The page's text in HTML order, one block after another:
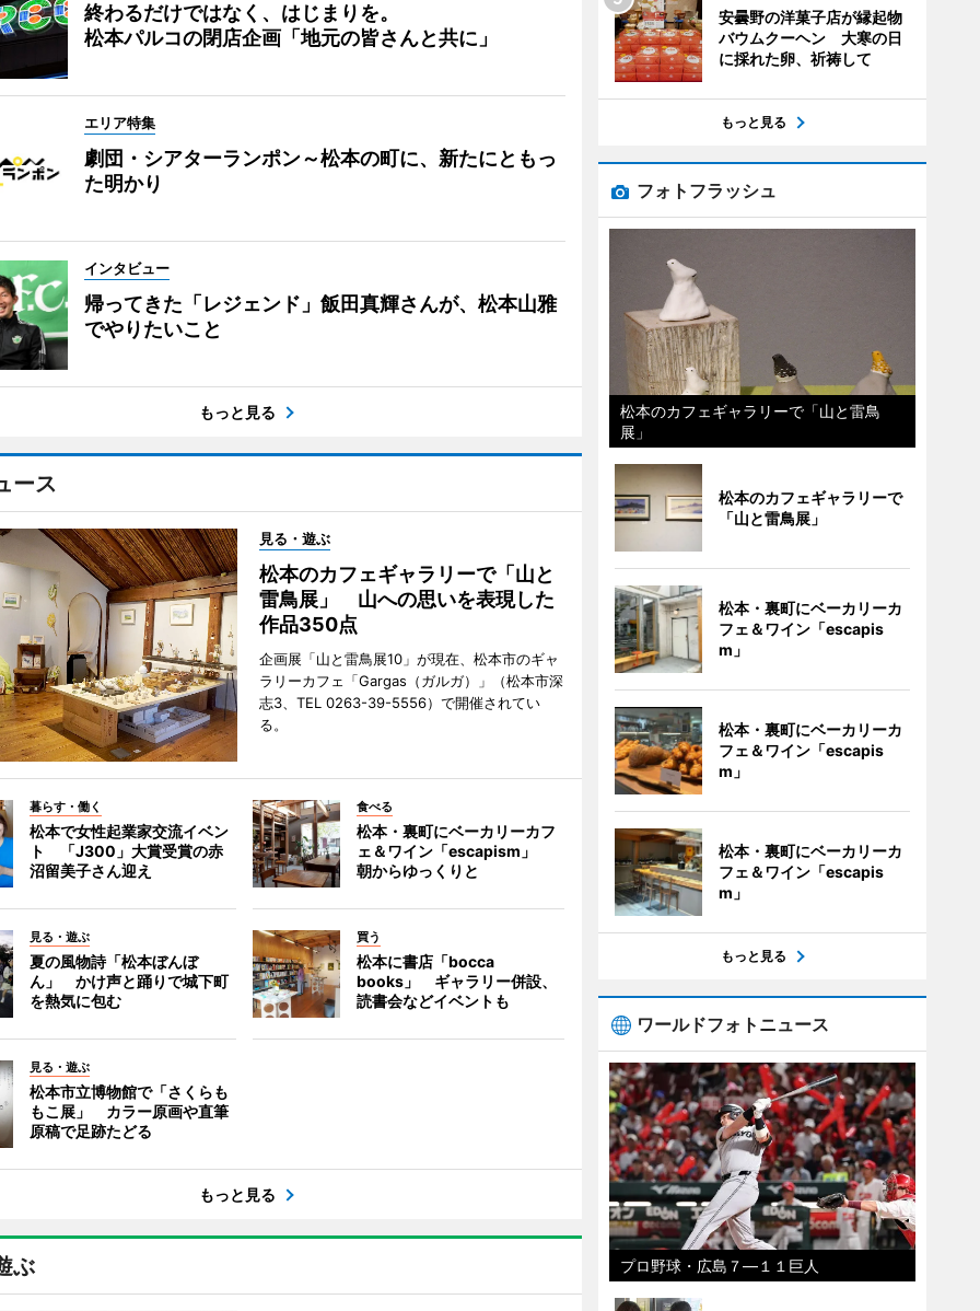
終わるだけではなく、はじまりを。
松本パルコの閉店企画「地元の皆さんと共に」
エリア特集
劇団・シアターランポン～松本の町に、新たにともっ
た明かり
インタビュー
帰ってきた「レジェンド」飯田真輝さんが、松本山雅
でやりたいこと
もっと見る
ース
見る・遊ぶ
松本のカフェギャラリーで「山と
雷鳥展」 山への思いを表現した
作品350点
企画展「山と雷鳥展10」が現在、松本市のギャ
ラリーカフェ「Gargas（ガルガ）」（松本市深
志3、TEL 0263-39-5556）で開催されてい
る。
暮らす・働く
松本で女性起業家交流イベン
ト 「J300」大賞受賞の赤
沼留美子さん迎え
食べる
松本・裏町にベーカリーカフ
ェ＆ワイン「escapism」
朝からゆっくりと
見る・遊ぶ
夏の風物詩「松本ぼんぼ
ん」 かけ声と踊りで城下町
を熱気に包む
買う
松本に書店「bocca
books」 ギャラリー併設、
読書会などイベントも
見る・遊ぶ
松本市立博物館で「さくらも
もこ展」 カラー原画や直筆
原稿で足跡たどる
もっと見る
ぶ
安曇野の洋菓子店が縁起物
バウムクーヘン 大寒の日
に採れた卵、祈祷して
もっと見る
フォトフラッシュ
松本のカフェギャラリーで「山と雷鳥
展」
松本のカフェギャラリーで
「山と雷鳥展」
松本・裏町にベーカリーカ
フェ＆ワイン「escapis
m」
松本・裏町にベーカリーカ
フェ＆ワイン「escapis
m」
松本・裏町にベーカリーカ
フェ＆ワイン「escapis
m」
もっと見る
ワールドフォトニュース
プロ野球・広島７―１１巨人